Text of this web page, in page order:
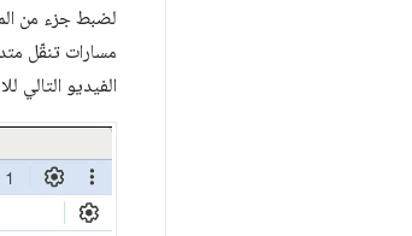
لضبط جزء من
مسارات تنقّل
الفيديو التالي